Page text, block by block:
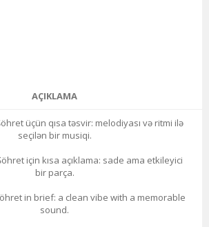
AÇIKLAMA
üçün qısa təsvir: melodiyası və ritmi ilə
seçilən bir musiqi.
için kısa açıklama: sade ama etkileyici
bir parça.
in brief: a clean vibe with a memorable
sound.